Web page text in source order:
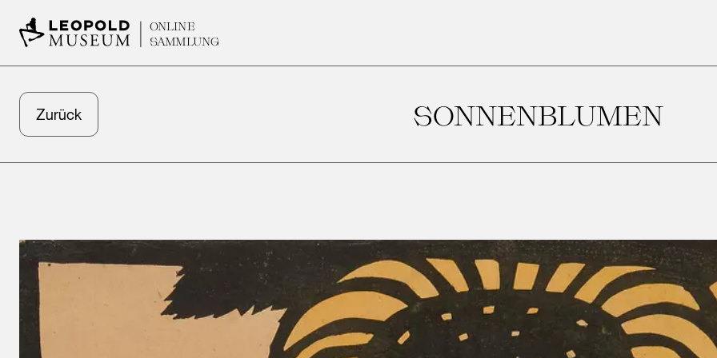
ONLINE
SAMMLUNG
Zurück SONNENBLUMEN